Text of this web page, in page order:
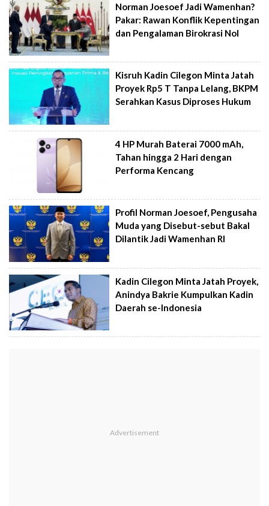
Norman Joesoef Jadi Wamenhan?
Pakar: Rawan Konflik Kepentingan
dan Pengalaman Birokrasi Nol
Kisruh Kadin Cilegon Minta Jatah
Proyek Rp5 T Tanpa Lelang, BKPM
Serahkan Kasus Diproses Hukum
4 HP Murah Baterai 7000 mAh,
Tahan hingga 2 Hari dengan
Performa Kencang
Profil Norman Joesoef, Pengusaha
Muda yang Disebut-sebut Bakal
Dilantik Jadi Wamenhan RI
Kadin Cilegon Minta Jatah Proyek,
Anindya Bakrie Kumpulkan Kadin
Daerah se-Indonesia